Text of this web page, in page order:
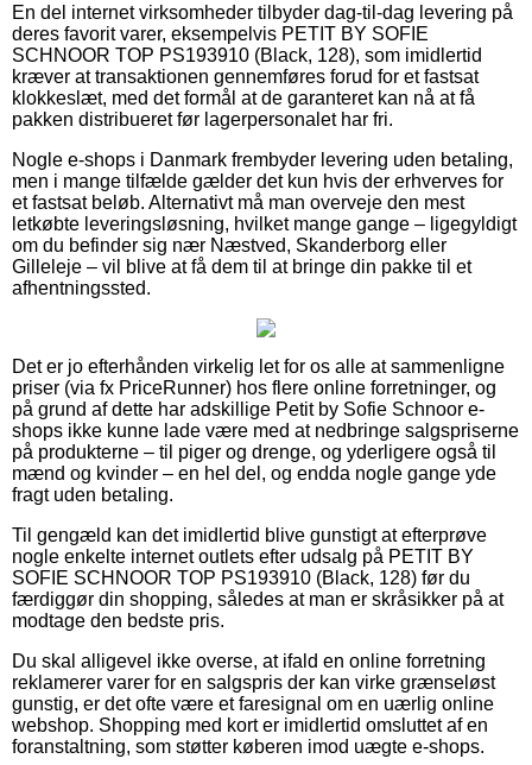
En del internet virksomheder tilbyder dag-til-dag levering på
deres favorit varer, eksempelvis PETIT BY SOFIE
SCHNOOR TOP PS193910 (Black, 128), som imidlertid
kræver at transaktionen gennemføres forud for et fastsat
klokkeslæt, med det formål at de garanteret kan nå at få
pakken distribueret før lagerpersonalet har fri.
Nogle e-shops i Danmark frembyder levering uden betaling,
men i mange tilfælde gælder det kun hvis der erhverves for
et fastsat beløb. Alternativt må man overveje den mest
letkøbte leveringsløsning, hvilket mange gange – ligegyldigt
om du befinder sig nær Næstved, Skanderborg eller
Gilleleje – vil blive at få dem til at bringe din pakke til et
afhentningssted.
Det er jo efterhånden virkelig let for os alle at sammenligne
priser (via fx PriceRunner) hos flere online forretninger, og
på grund af dette har adskillige Petit by Sofie Schnoor e-
shops ikke kunne lade være med at nedbringe salgspriserne
på produkterne – til piger og drenge, og yderligere også til
mænd og kvinder – en hel del, og endda nogle gange yde
fragt uden betaling.
Til gengæld kan det imidlertid blive gunstigt at efterprøve
nogle enkelte internet outlets efter udsalg på PETIT BY
SOFIE SCHNOOR TOP PS193910 (Black, 128) før du
færdiggør din shopping, således at man er skråsikker på at
modtage den bedste pris.
Du skal alligevel ikke overse, at ifald en online forretning
reklamerer varer for en salgspris der kan virke grænseløst
gunstig, er det ofte være et faresignal om en uærlig online
webshop. Shopping med kort er imidlertid omsluttet af en
foranstaltning, som støtter køberen imod uægte e-shops.